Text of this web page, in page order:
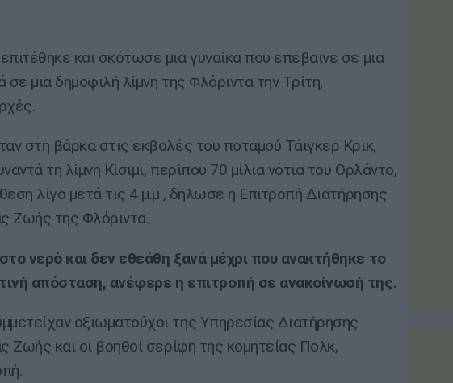
και σκότωσε μια γυναίκα που επέβαινε σε μια
σε μια δημοφιλή λίμνη της Φλόριντα την Τρίτη,
στη βάρκα στις εκβολές του ποταμού Τάιγκερ Κρικ,
τη λίμνη Κίσιμι, περίπου 70 μίλια νότια του Ορλάντο,
λίγο μετά τις 4 μ.μ., δήλωσε η Επιτροπή Διατήρησης
Ζωής της Φλόριντα.
νερό και δεν εθεάθη ξανά μέχρι που ανακτήθηκε το
απόσταση, ανέφερε η επιτροπή σε ανακοίνωσή της.
αξιωματούχοι της Υπηρεσίας Διατήρησης
Ζωής και οι βοηθοί σερίφη της κομητείας Πολκ,